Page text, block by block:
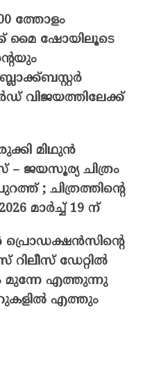
ത്തോളം
മൈ ഷോയിലൂടെ
വിജയത്തിലേക്ക്
മിഥുൻ
ജയസൂര്യ ചിത്രം
; ചിത്രത്തിന്റെ
മാർച്ച് 19 ന്
ഡേറ്റിൽ
മുന്നേ എത്തുന്നു
എത്തും